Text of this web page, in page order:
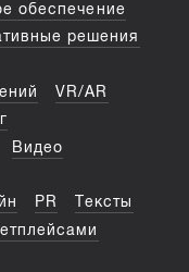
обеспечение
решения
VR/AR
Видео
PR
Тексты